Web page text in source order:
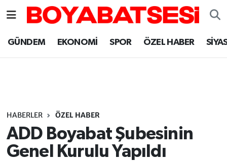
GÜNDEM EKONOMİ SPOR ÖZEL HABER
HABERLER ÖZEL HABER
ADD Boyabat Şubesinin
Genel Kurulu Yapıldı
Sinop Nöbetçi Eczaneler
Sinop Trafik Yoğunluk Haritası
Süper Lig Puan Durumu ve Fikstür